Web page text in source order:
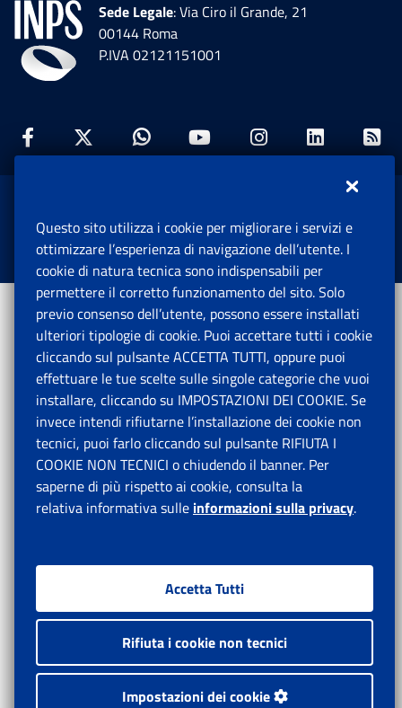
Sede Legale: Via Ciro il Grande, 21
00144 Roma
P.IVA 02121151001
Facebook: Apre una nuova finestra
Twitter: Apre una nuova finestra
Whatsapp: Apre una nuova
Youtube: Apre una
Instagram:
Istituto Nazionale Previdenza Sociale.
Tutti i diritti riservati.
Questo sito utilizza i cookie per migliorare i servizi e
ottimizzare l’esperienza di navigazione dell’utente. I
cookie di natura tecnica sono indispensabili per
permettere il corretto funzionamento del sito. Solo
previo consenso dell’utente, possono essere installati
ulteriori tipologie di cookie. Puoi accettare tutti i cookie
cliccando sul pulsante ACCETTA TUTTI, oppure puoi
effettuare le tue scelte sulle singole categorie che vuoi
installare, cliccando su IMPOSTAZIONI DEI COOKIE. Se
invece intendi rifiutarne l’installazione dei cookie non
tecnici, puoi farlo cliccando sul pulsante RIFIUTA I
COOKIE NON TECNICI o chiudendo il banner. Per
saperne di più rispetto ai cookie, consulta la
relativa informativa sulle informazioni sulla privacy.
Accetta Tutti
Rifiuta i cookie non tecnici
Impostazioni dei cookie